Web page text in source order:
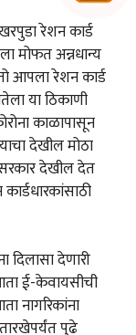
रेशन कार्ड
मोफत अन्नधान्य
आपला रेशन कार्ड
या ठिकाणी
काळापासून
देखील मोठा
सरकार देखील देत
दिलासा देणारी
ई-केवायसीची
नागरिकांना
पुढे